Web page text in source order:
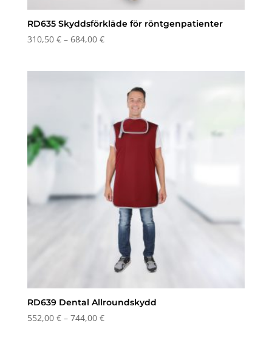
RD635 Skyddsförkläde för röntgenpatienter
310,50 € – 684,00 €Prisintervall:
RD639 Dental Allroundskydd
552,00 € – 744,00 €Prisintervall: